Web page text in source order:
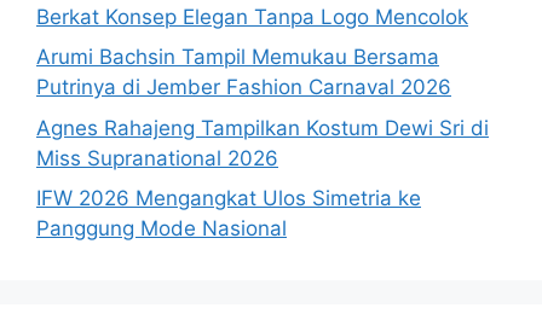
Berkat Konsep Elegan Tanpa Logo Mencolok
Arumi Bachsin Tampil Memukau Bersama
Putrinya di Jember Fashion Carnaval 2026
Agnes Rahajeng Tampilkan Kostum Dewi Sri di
Miss Supranational 2026
IFW 2026 Mengangkat Ulos Simetria ke
Panggung Mode Nasional